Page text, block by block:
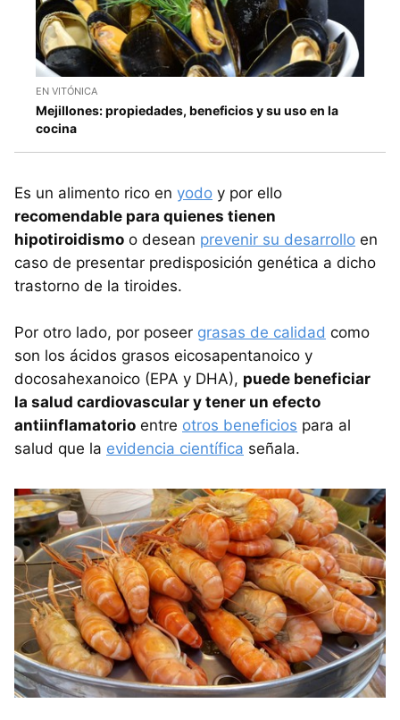
EN VITÓNICA
Mejillones: propiedades, beneficios y su uso en la
cocina
Es un alimento rico en yodo y por ello
recomendable para quienes tienen
hipotiroidismo o desean prevenir su desarrollo en
caso de presentar predisposición genética a dicho
trastorno de la tiroides.
Por otro lado, por poseer grasas de calidad como
son los ácidos grasos eicosapentanoico y
docosahexanoico (EPA y DHA), puede beneficiar
la salud cardiovascular y tener un efecto
antiinflamatorio entre otros beneficios para al
salud que la evidencia científica señala.